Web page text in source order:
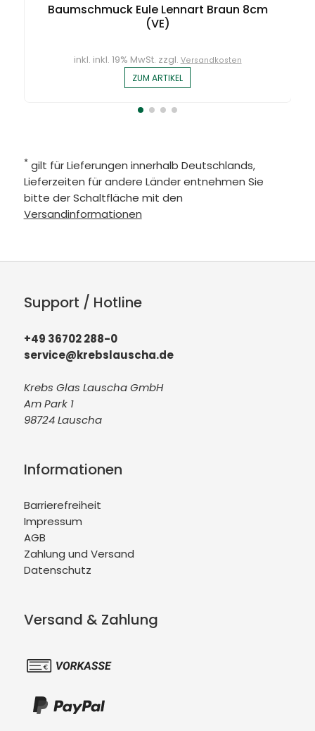
Baumschmuck Eule Lennart Braun 8cm
(VE)
inkl. inkl. 19% MwSt. zzgl. Versandkosten
ZUM ARTIKEL
* gilt für Lieferungen innerhalb Deutschlands,
Lieferzeiten für andere Länder entnehmen Sie
bitte der Schaltfläche mit den
Versandinformationen
Support / Hotline
+49 36702 288-0
service@krebslauscha.de
Krebs Glas Lauscha GmbH
Am Park 1
98724 Lauscha
Informationen
Barrierefreiheit
Impressum
AGB
Zahlung und Versand
Datenschutz
Versand & Zahlung